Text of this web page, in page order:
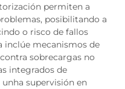
permiten a
posibilitando a
o risco de fallos
inclúe mecanismos de
sobrecargas no
integrados de
supervisión en